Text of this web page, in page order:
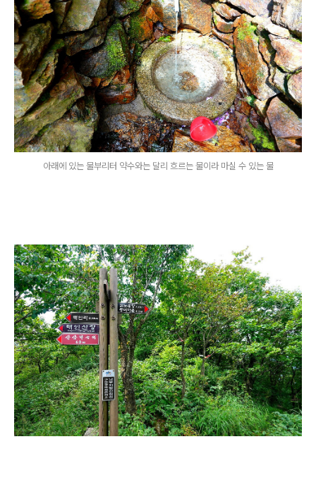
아래에 있는 물부리터 약수와는 달리 흐르는 물이라 마실 수 있는 물